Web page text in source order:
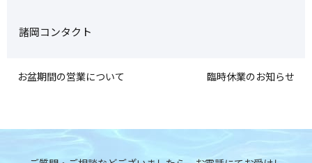
諸岡コンタクト
お盆期間の営業について 臨時休業のお知らせ